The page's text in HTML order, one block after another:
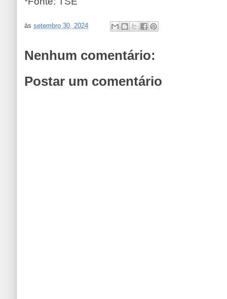
àssetembro 30, 2024
Nenhum comentário:
Postar um comentário